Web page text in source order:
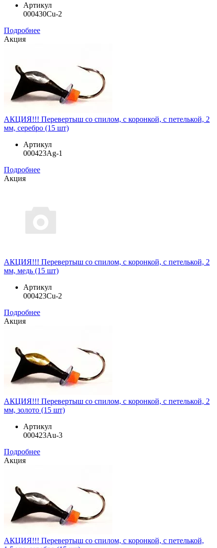
Артикул
000430Cu-2
Подробнее
Акция
АКЦИЯ!!! Перевертыш со спилом, с коронкой, с петелькой, 2
мм, серебро (15 шт)
Артикул
000423Ag-1
Подробнее
Акция
АКЦИЯ!!! Перевертыш со спилом, с коронкой, с петелькой, 2
мм, медь (15 шт)
Артикул
000423Cu-2
Подробнее
Акция
АКЦИЯ!!! Перевертыш со спилом, с коронкой, с петелькой, 2
мм, золото (15 шт)
Артикул
000423Au-3
Подробнее
Акция
АКЦИЯ!!! Перевертыш со спилом, с коронкой, с петелькой,